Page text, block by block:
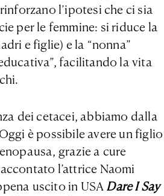
l’ipotesi che ci sia
per le femmine: si riduce la
e figlie) e la “nonna”
facilitando la vita
dei cetacei, abbiamo dalla
è possibile avere un figlio
grazie a cure
l’attrice Naomi
uscito in USA Dare I Say